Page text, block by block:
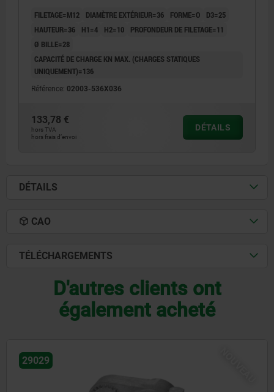
FILETAGE=M12 DIAMÈTRE EXTÉRIEUR=36 FORME=O
D3=25
HAUTEUR=36
H1=4 H2=10
PROFONDEUR DE FILETAGE=11
Ø BILLE=28
CAPACITÉ DE CHARGE KN MAX. (CHARGES STATIQUES
UNIQUEMENT)=136
Référence: 02003-536X036
133,78 €
hors TVA
hors frais d’envoi
DÉTAILS
DÉTAILS
CAO
TÉLÉCHARGEMENTS
D'autres clients ont
également acheté
NOUVEAU